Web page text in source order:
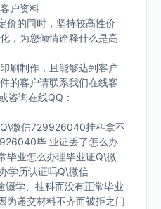
户资料
价的同时，坚持较高性价
，为您倾情诠释什么是高
刷制作，且能够达到客户
的客户请联系我们在线客
咨询在线QQ：
微信729926040挂科拿不
毕 业证丢了怎么办
业怎么办理毕业证Q\微
学历认证吗Q\微信
学、挂科而没有正常毕业
递交材料不齐而被拒之门